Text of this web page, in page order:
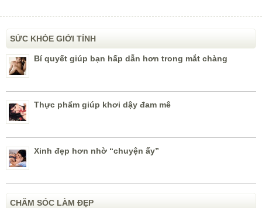
SỨC KHỎE GIỚI TÍNH
Bí quyết giúp bạn hấp dẫn hơn trong mắt chàng
Thực phẩm giúp khơi dậy đam mê
Xinh đẹp hơn nhờ “chuyện ấy”
CHĂM SÓC LÀM ĐẸP